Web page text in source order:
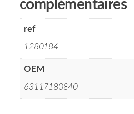
complémentaires
ref
1280184
OEM
63117180840